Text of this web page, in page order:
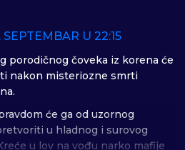
SEPTEMBAR U 22:15
porodičnog čoveka iz korena će
nakon misteriozne smrti
će ga od uzornog
u hladnog i surovog
u lov na vođu narko mafije